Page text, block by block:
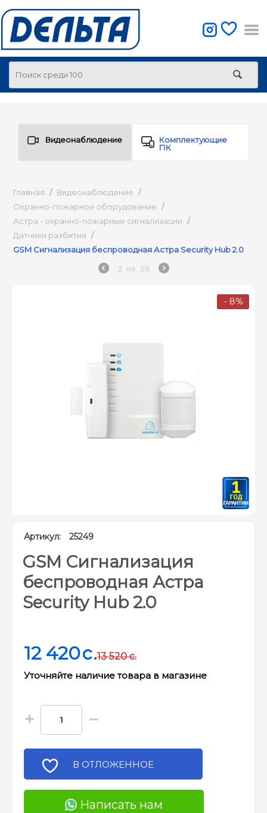
Видеонаблюдение
Комплектующие
ПК
Главная / Видеонаблюдение /
Охранно-пожарное оборудование /
Астра - охранно-пожарные сигнализации /
Датчики разбития /
GSM Сигнализация беспроводная Астра Security Hub 2.0
2 из 38
- 8%
Артикул: 25249
GSM Сигнализация
беспроводная Астра
Security Hub 2.0
12 420c.
Уточняйте наличие товара в магазине
13 520 c.
+ −
В ОТЛОЖЕННОЕ
Написать нам